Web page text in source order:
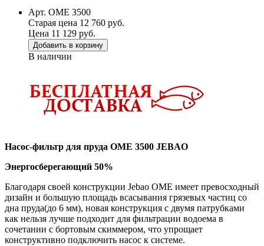
Арт. OME 3500
Старая цена 12 760 руб.
Цена 11 129 руб.
Добавить в корзину
В наличии
Насос-фильтр для пруда OME 3500 JEBAO
Энергосберегающий 50%
Благодаря своей конструкции Jebao OME имеет превосходный
дизайн и большую площадь всасывания грязевых частиц со
дна пруда(до 6 мм), новая конструкция с двумя патрубками
как нельзя лучше подходит для фильтрации водоема в
сочетании с бортовым скиммером, что упрощает
конструктивно подключить насос к системе.